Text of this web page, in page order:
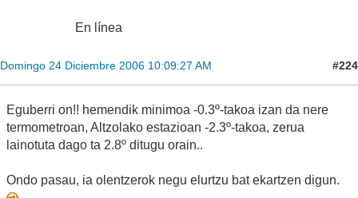
En línea
Domingo 24 Diciembre 2006 10:09:27 AM #224
Eguberri on!! hemendik minimoa -0.3º-takoa izan da nere
termometroan, Altzolako estazioan -2.3º-takoa, zerua
lainotuta dago ta 2.8º ditugu orain..
Ondo pasau, ia olentzerok negu elurtzu bat ekartzen digun.